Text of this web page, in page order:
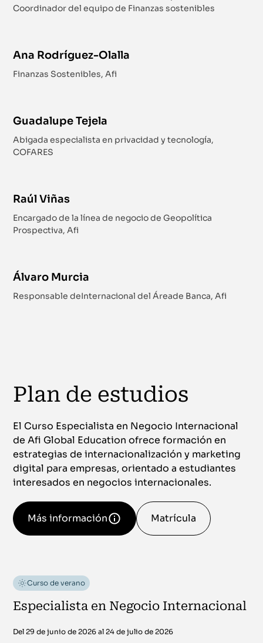
Coordinador del equipo de Finanzas sostenibles
Ana Rodríguez-Olalla
Finanzas Sostenibles, Afi
Guadalupe Tejela
Abigada especialista en privacidad y tecnología,
COFARES
Raúl Viñas
Encargado de la línea de negocio de Geopolítica
Prospectiva, Afi
Álvaro Murcia
Responsable deInternacional del Áreade Banca, Afi
Plan de estudios
El Curso Especialista en Negocio Internacional
de Afi Global Education ofrece formación en
estrategias de internacionalización y marketing
digital para empresas, orientado a estudiantes
interesados en negocios internacionales.
Más información Matrícula
Curso de verano
Especialista en Negocio Internacional
Del 29 de junio de 2026 al 24 de julio de 2026